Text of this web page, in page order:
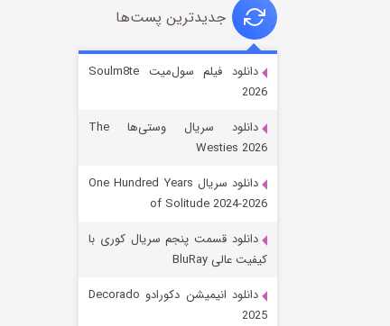
قسمت۶ (زیرنویس)
جدیدترین پست‌ها
دانلود فیلم سول‌میت Soulm8te
2026
دانلود سریال وستی‌ها The
Westies 2026
دانلود سریال One Hundred Years
of Solitude 2024-2026
دانلود قسمت پنجم سریال کوری با
کیفیت عالی BluRay
دانلود انیمیشن دکورادو Decorado
2025